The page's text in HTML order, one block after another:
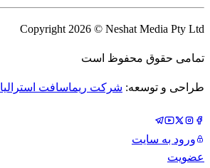
Copyright 2026 © Neshat Media Pty Ltd
تمامی حقوق محفوظ است
طراحی و توسعه: شرکت ریماسافت استرالیا
ورود به سایت
عضویت